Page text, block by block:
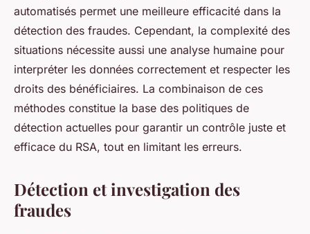
automatisés permet une meilleure efficacité dans la
détection des fraudes. Cependant, la complexité des
situations nécessite aussi une analyse humaine pour
interpréter les données correctement et respecter les
droits des bénéficiaires. La combinaison de ces
méthodes constitue la base des politiques de
détection actuelles pour garantir un contrôle juste et
efficace du RSA, tout en limitant les erreurs.
Détection et investigation des
fraudes